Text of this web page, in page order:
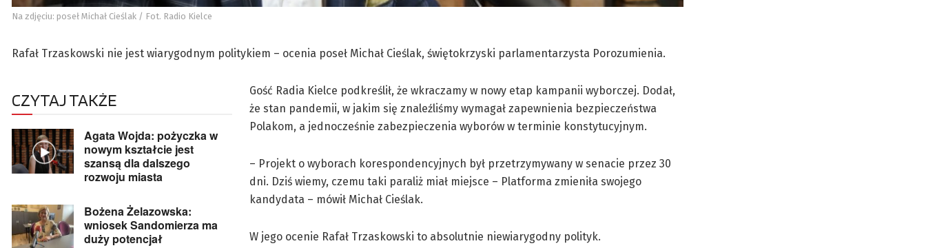
Na zdjęciu: poseł Michał Cieślak / Fot. Radio Kielce
Rafał Trzaskowski nie jest wiarygodnym politykiem – ocenia poseł Michał Cieślak, świętokrzyski parlamentarzysta Porozumienia.
CZYTAJ TAKŻE
Agata Wojda: pożyczka w
nowym kształcie jest
szansą dla dalszego
rozwoju miasta
Bożena Żelazowska:
wniosek Sandomierza ma
duży potencjał
Gość Radia Kielce podkreślił, że wkraczamy w nowy etap kampanii wyborczej. Dodał,
że stan pandemii, w jakim się znaleźliśmy wymagał zapewnienia bezpieczeństwa
Polakom, a jednocześnie zabezpieczenia wyborów w terminie konstytucyjnym.
– Projekt o wyborach korespondencyjnych był przetrzymywany w senacie przez 30
dni. Dziś wiemy, czemu taki paraliż miał miejsce – Platforma zmieniła swojego
kandydata – mówił Michał Cieślak.
W jego ocenie Rafał Trzaskowski to absolutnie niewiarygodny polityk.